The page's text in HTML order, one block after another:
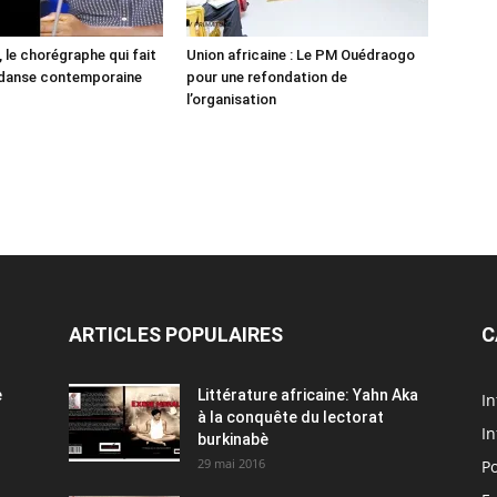
le chorégraphe qui fait
contemporaine
Union africaine : Le PM Ouédraogo
pour une refondation de
l’organisation
ARTICLES POPULAIRES
Littérature africaine: Yahn Aka
à la conquête du lectorat
burkinabè
29 mai 2016